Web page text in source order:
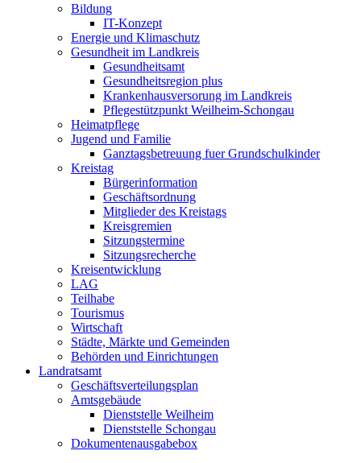
Bildung
IT-Konzept
Energie und Klimaschutz
Gesundheit im Landkreis
Gesundheitsamt
Gesundheitsregion plus
Krankenhausversorung im Landkreis
Pflegestützpunkt Weilheim-Schongau
Heimatpflege
Jugend und Familie
Ganztagsbetreuung fuer Grundschulkinder
Kreistag
Bürgerinformation
Geschäftsordnung
Mitglieder des Kreistags
Kreisgremien
Sitzungstermine
Sitzungsrecherche
Kreisentwicklung
LAG
Teilhabe
Tourismus
Wirtschaft
Städte, Märkte und Gemeinden
Behörden und Einrichtungen
Landratsamt
Geschäftsverteilungsplan
Amtsgebäude
Dienststelle Weilheim
Dienststelle Schongau
Dokumentenausgabebox